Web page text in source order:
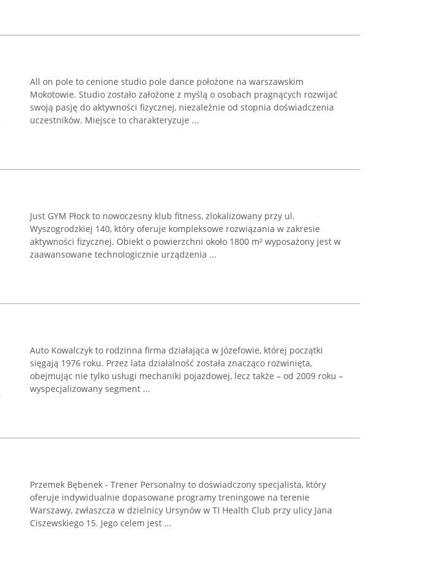
All on pole to cenione studio pole dance położone na warszawskim
Mokotowie. Studio zostało założone z myślą o osobach pragnących rozwijać
swoją pasję do aktywności fizycznej, niezależnie od stopnia doświadczenia
uczestników. Miejsce to charakteryzuje ...
Just GYM Płock to nowoczesny klub fitness, zlokalizowany przy ul.
Wyszogrodzkiej 140, który oferuje kompleksowe rozwiązania w zakresie
aktywności fizycznej. Obiekt o powierzchni około 1800 m² wyposażony jest w
zaawansowane technologicznie urządzenia ...
Auto Kowalczyk to rodzinna firma działająca w Józefowie, której początki
sięgają 1976 roku. Przez lata działalność została znacząco rozwinięta,
obejmując nie tylko usługi mechaniki pojazdowej, lecz także – od 2009 roku –
wyspecjalizowany segment ...
Przemek Bębenek - Trener Personalny to doświadczony specjalista, który
oferuje indywidualnie dopasowane programy treningowe na terenie
Warszawy, zwłaszcza w dzielnicy Ursynów w TI Health Club przy ulicy Jana
Ciszewskiego 15. Jego celem jest ...